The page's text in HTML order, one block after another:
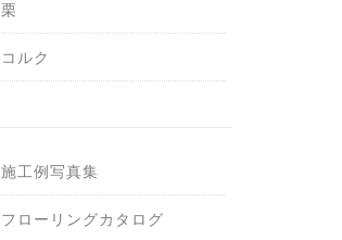
栗
コルク
施工例写真集
フローリングカタログ